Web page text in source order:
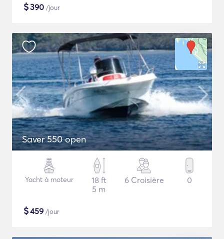
$390 /jour
Saver 550 open
Yacht à moteur
18 ft
5 m
6 Croisière 0
$459 /jour